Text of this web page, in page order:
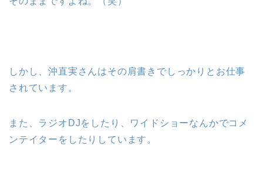
しかし、沖直実さんはその肩書きでしっかりとお仕事
されています。
また、ラジオDJをしたり、ワイドショーなんかでコメ
ンテイターをしたりしています。